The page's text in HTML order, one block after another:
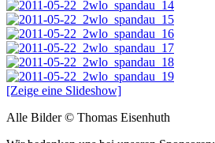
[Zeige eine Slideshow]
Alle Bilder © Thomas Eisenhuth